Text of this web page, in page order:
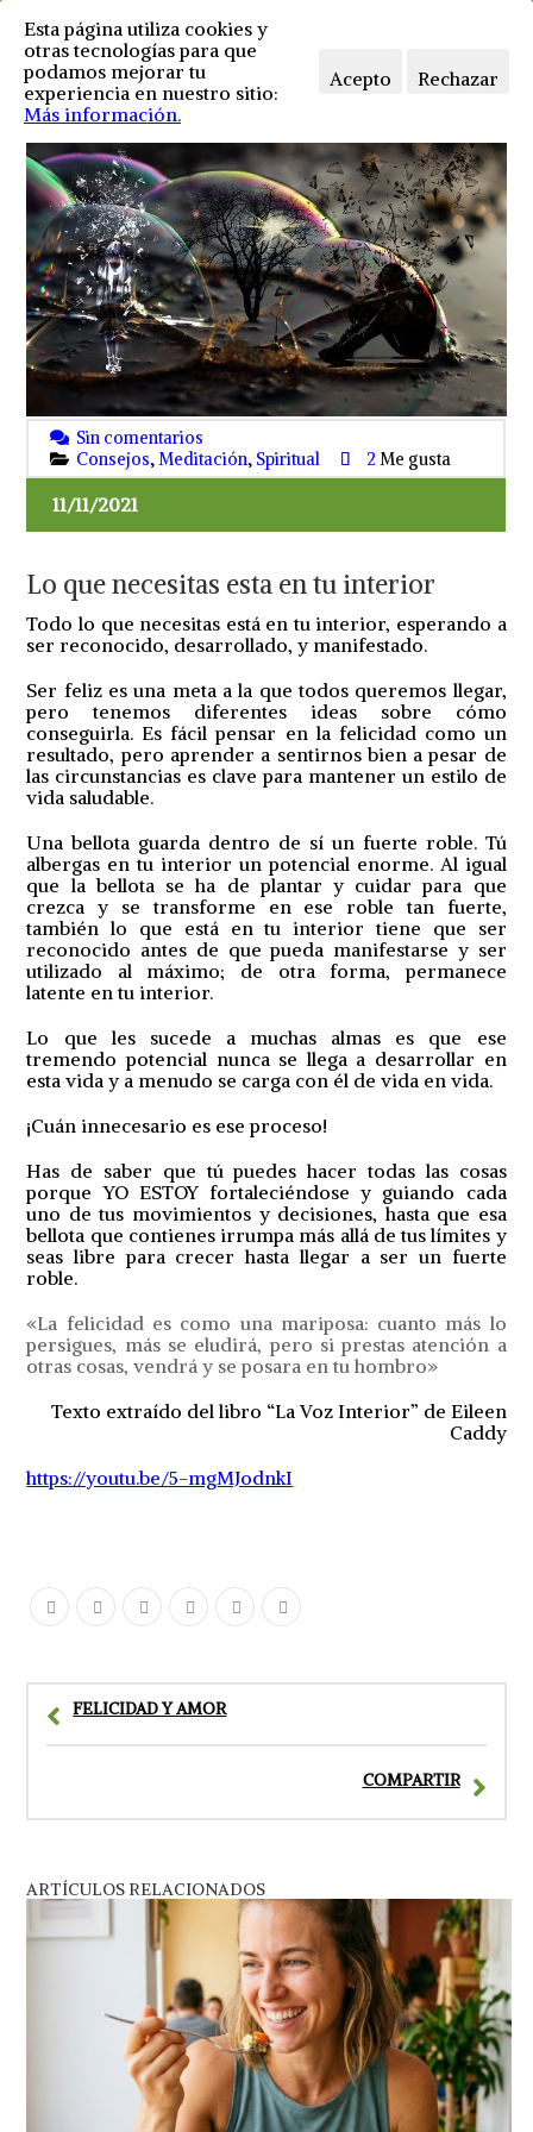
Sin comentarios
Consejos,Meditación, Spiritual 2 Me gusta
11/11/2021
Lo que necesitas esta en tu interior
Todo lo que necesitas está en tu interior, esperando a
ser reconocido, desarrollado, y manifestado.
Ser feliz es una meta a la que todos queremos llegar,
pero tenemos diferentes ideas sobre cómo
conseguirla. Es fácil pensar en la felicidad como un
resultado, pero aprender a sentirnos bien a pesar de
las circunstancias es clave para mantener un estilo de
vida saludable.
Una bellota guarda dentro de sí un fuerte roble. Tú
albergas en tu interior un potencial enorme. Al igual
que la bellota se ha de plantar y cuidar para que
crezca y se transforme en ese roble tan fuerte,
también lo que está en tu interior tiene que ser
reconocido antes de que pueda manifestarse y ser
utilizado al máximo; de otra forma, permanece
latente en tu interior.
Lo que les sucede a muchas almas es que ese
tremendo potencial nunca se llega a desarrollar en
esta vida y a menudo se carga con él de vida en vida.
¡Cuán innecesario es ese proceso!
Has de saber que tú puedes hacer todas las cosas
porque YO ESTOY fortaleciéndose y guiando cada
uno de tus movimientos y decisiones, hasta que esa
bellota que contienes irrumpa más allá de tus límites y
seas libre para crecer hasta llegar a ser un fuerte
roble.
«La felicidad es como una mariposa: cuanto más lo
persigues, más se eludirá, pero si prestas atención a
otras cosas, vendrá y se posara en tu hombro»
Texto extraído del libro “La Voz Interior” de Eileen
Caddy
https://youtu.be/5-mgMJodnkI
FELICIDAD Y AMOR
COMPARTIR
ARTÍCULOS RELACIONADOS
Esta página utiliza cookies y
otras tecnologías para que
podamos mejorar tu
experiencia en nuestro sitio:
Más información.
Acepto Rechazar